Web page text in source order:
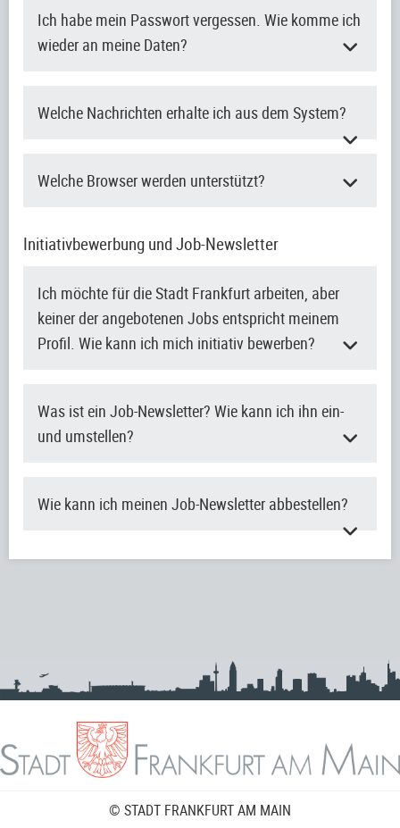
Ich habe mein Passwort vergessen. Wie komme ich
wieder an meine Daten?
Welche Nachrichten erhalte ich aus dem System?
Welche Browser werden unterstützt?
Initiativbewerbung und Job-Newsletter
Ich möchte für die Stadt Frankfurt arbeiten, aber
keiner der angebotenen Jobs entspricht meinem
Profil. Wie kann ich mich initiativ bewerben?
Was ist ein Job-Newsletter? Wie kann ich ihn ein-
und umstellen?
Wie kann ich meinen Job-Newsletter abbestellen?
© STADT FRANKFURT AM MAIN